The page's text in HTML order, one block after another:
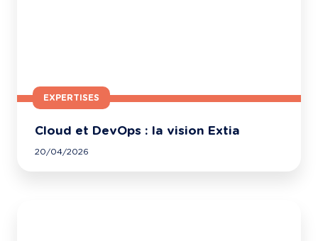
EXPERTISES
Cloud et DevOps : la vision Extia
20/04/2026